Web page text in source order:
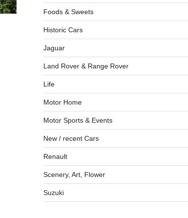
Foods & Sweets
Historic Cars
Jaguar
Land Rover & Range Rover
Life
Motor Home
Motor Sports & Events
New / recent Cars
Renault
Scenery, Art, Flower
Suzuki